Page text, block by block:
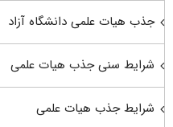
جذب هیات علمی دانشگاه آزاد
شرایط سنی جذب هیات علمی
شرایط جذب هیات علمی